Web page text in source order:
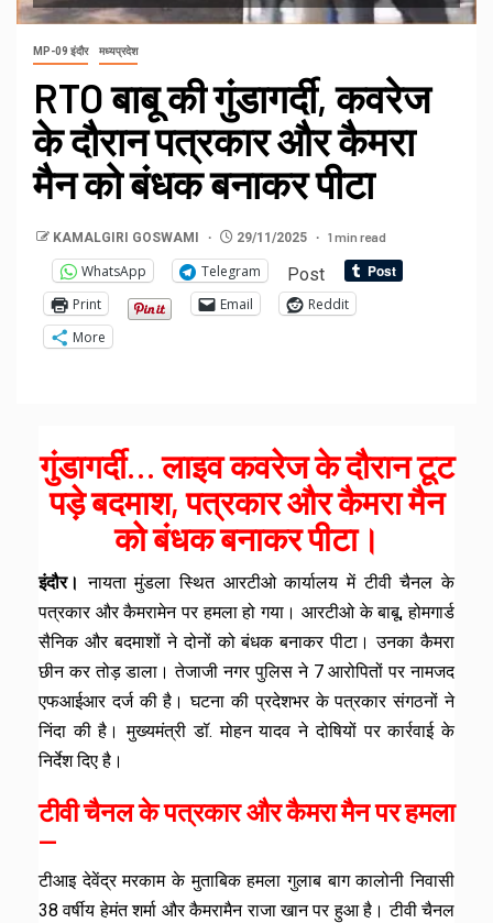
MP-09 इंदौर मध्यप्रदेश
RTO बाबू की गुंडागर्दी, कवरेज
के दौरान पत्रकार और कैमरा
मैन को बंधक बनाकर पीटा
KAMALGIRI GOSWAMI 29/11/2025 1 min read
WhatsApp Telegram Post
Print Email
Reddit
More
गुंडागर्दी… लाइव कवरेज के दौरान टूट
पड़े बदमाश, पत्रकार और कैमरा मैन
को बंधक बनाकर पीटा।
इंदौर।नायता मुंडला स्थित आरटीओ कार्यालय में टीवी चैनल के
पत्रकार और कैमरामेन पर हमला हो गया। आरटीओ के बाबू, होमगार्ड
सैनिक और बदमाशों ने दोनों को बंधक बनाकर पीटा। उनका कैमरा
छीन कर तोड़ डाला। तेजाजी नगर पुलिस ने 7 आरोपितों पर नामजद
एफआईआर दर्ज की है। घटना की प्रदेशभर के पत्रकार संगठनों ने
निंदा की है। मुख्यमंत्री डॉ. मोहन यादव ने दोषियों पर कार्रवाई के
निर्देश दिए है।
टीवी चैनल के पत्रकार और कैमरा मैन पर हमला
—
टीआइ देवेंद्र मरकाम के मुताबिक हमला गुलाब बाग कालोनी निवासी
38 वर्षीय हेमंत शर्मा और कैमरामैन राजा खान पर हुआ है। टीवी चैनल